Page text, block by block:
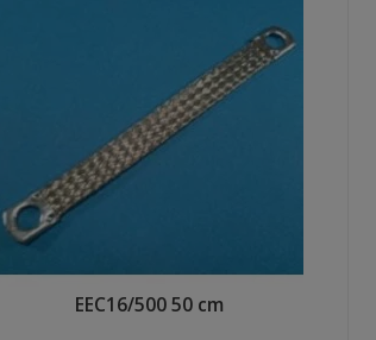
EEC16/500 50 cm